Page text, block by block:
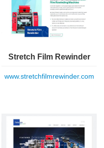
Stretch Film Rewinder
www.stretchfilmrewinder.com